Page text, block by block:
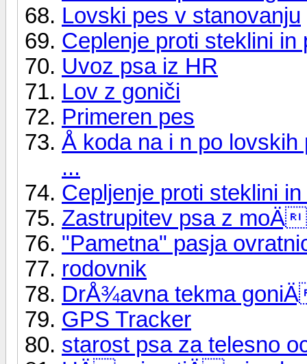
Lovski pes v stanovanju
Ceplenje proti steklini in
Uvoz psa iz HR
Lov z goniči
Primeren pes
Å koda na i n po
...
Cepljenje proti steklini
Zastrupitev psa z
"Pametna" pasja
rodovnik
DrÅ¾avna tekma
GPS Tracker
starost psa za telesno